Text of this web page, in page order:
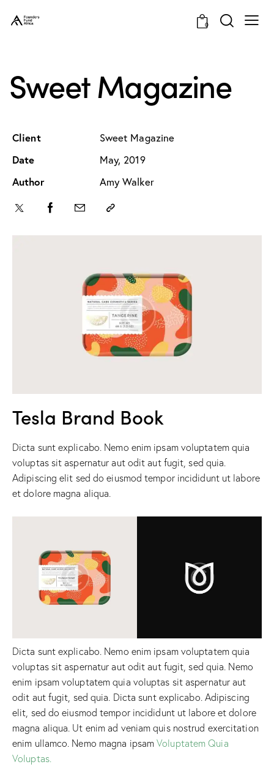
0
Sweet Magazine
Client
Sweet Magazine
Date
May, 2019
Author
Amy Walker
Tesla Brand Book
Dicta sunt explicabo. Nemo enim ipsam voluptatem quia
voluptas sit aspernatur aut odit aut fugit, sed quia.
Adipiscing elit sed do eiusmod tempor incididunt ut labore
et dolore magna aliqua.
Dicta sunt explicabo. Nemo enim ipsam voluptatem quia
voluptas sit aspernatur aut odit aut fugit, sed quia. Nemo
enim ipsam voluptatem quia voluptas sit aspernatur aut
odit aut fugit, sed quia. Dicta sunt explicabo. Adipiscing
elit, sed do eiusmod tempor incididunt ut labore et dolore
magna aliqua. Ut enim ad veniam quis nostrud exercitation
enim ullamco. Nemo magna ipsamVoluptatem Quia
Voluptas.